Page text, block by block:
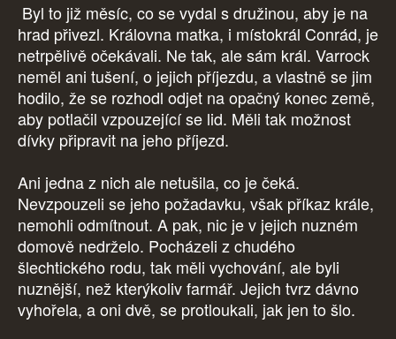
Byl to již měsíc, co se vydal s družinou, aby je na
hrad přivezl. Královna matka, i místokrál Conrád, je
netrpělivě očekávali. Ne tak, ale sám král. Varrock
neměl ani tušení, o jejich příjezdu, a vlastně se jim
hodilo, že se rozhodl odjet na opačný konec země,
aby potlačil vzpouzející se lid. Měli tak možnost
dívky připravit na jeho příjezd.
Ani jedna z nich ale netušila, co je čeká.
Nevzpouzeli se jeho požadavku, však příkaz krále,
nemohli odmítnout. A pak, nic je v jejich nuzném
domově nedrželo. Pocházeli z chudého
šlechtického rodu, tak měli vychování, ale byli
nuznější, než kterýkoliv farmář. Jejich tvrz dávno
vyhořela, a oni dvě, se protloukali, jak jen to šlo.